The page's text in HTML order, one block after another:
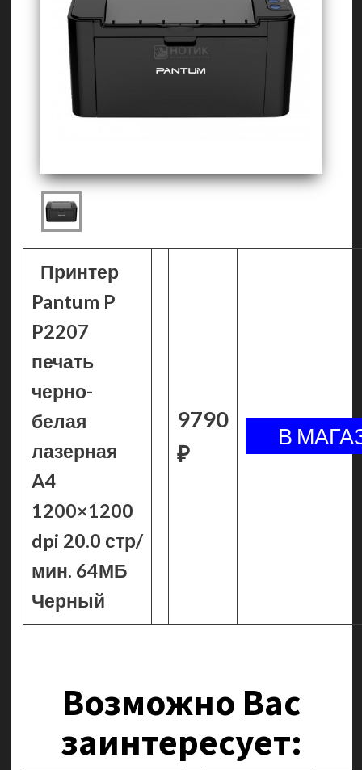
Принтер
Pantum P
P2207
печать
черно-
белая
лазерная
A4
1200×1200
dpi 20.0 стр/
мин. 64МБ
Черный
9790
₽
Возможно Вас
заинтересует: